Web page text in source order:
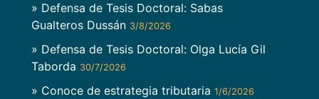
» Defensa de Tesis Doctoral: Sabas
Gualteros Dussán 3/8/2026
» Defensa de Tesis Doctoral: Olga Lucía Gil
Taborda 30/7/2026
» Conoce de estrategia tributaria 1/6/2026